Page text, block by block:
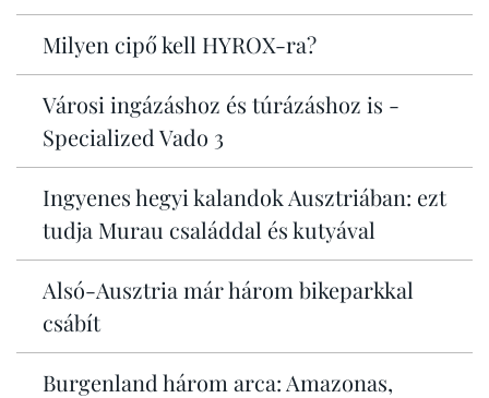
Milyen cipő kell HYROX-ra?
Városi ingázáshoz és túrázáshoz is -
Specialized Vado 3
Ingyenes hegyi kalandok Ausztriában: ezt
tudja Murau családdal és kutyával
Alsó-Ausztria már három bikeparkkal
csábít
Burgenland három arca: Amazonas,